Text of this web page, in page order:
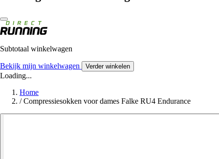
Subtotaal winkelwagen
Bekijk mijn winkelwagen Verder winkelen
Loading...
Home
/ Compressiesokken voor dames Falke RU4 Endurance